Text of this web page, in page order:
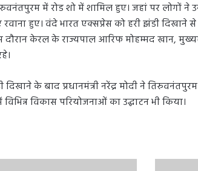
में रोड शो में शामिल हुए। जहां पर लोगों ने
हुए। वंदे भारत एक्सप्रेस को हरी झंडी
दौरान केरल के राज्यपाल आरिफ मोहम्मद खान,
दिखाने के बाद प्रधानमंत्री नरेंद्र मोदी ने
विकास परियोजनाओं का उद्घाटन भी किया।